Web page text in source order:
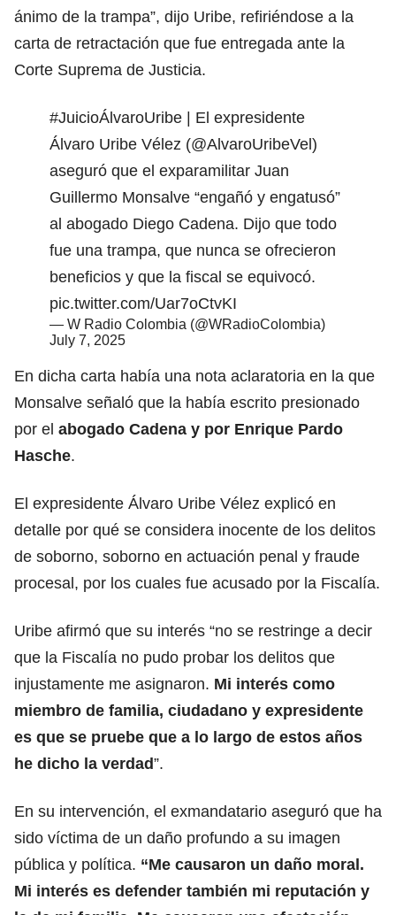
ánimo de la trampa”, dijo Uribe, refiriéndose a la
carta de retractación que fue entregada ante la
Corte Suprema de Justicia.
#JuicioÁlvaroUribe | El expresidente
Álvaro Uribe Vélez (@AlvaroUribeVel)
aseguró que el exparamilitar Juan
Guillermo Monsalve “engañó y engatusó”
al abogado Diego Cadena. Dijo que todo
fue una trampa, que nunca se ofrecieron
beneficios y que la fiscal se equivocó.
pic.twitter.com/Uar7oCtvKI
— W Radio Colombia (@WRadioColombia)
July 7, 2025
En dicha carta había una nota aclaratoria en la que
Monsalve señaló que la había escrito presionado
por el abogado Cadena y por Enrique Pardo
Hasche.
El expresidente Álvaro Uribe Vélez explicó en
detalle por qué se considera inocente de los delitos
de soborno, soborno en actuación penal y fraude
procesal, por los cuales fue acusado por la Fiscalía.
Uribe afirmó que su interés “no se restringe a decir
que la Fiscalía no pudo probar los delitos que
injustamente me asignaron. Mi interés como
miembro de familia, ciudadano y expresidente
es que se pruebe que a lo largo de estos años
he dicho la verdad”.
En su intervención, el exmandatario aseguró que ha
sido víctima de un daño profundo a su imagen
pública y política. “Me causaron un daño moral.
Mi interés es defender también mi reputación y